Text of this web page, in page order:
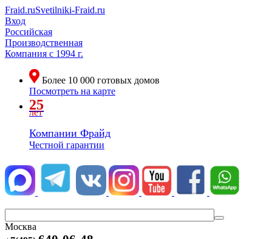
Fraid.ruSvetilniki-Fraid.ru
Вход
Российская
Производственная
Компания с 1994 г.
Более 10 000 готовых домов
Посмотреть на карте
25
лет
Компании Фрайд
Честной гарантии
Москва